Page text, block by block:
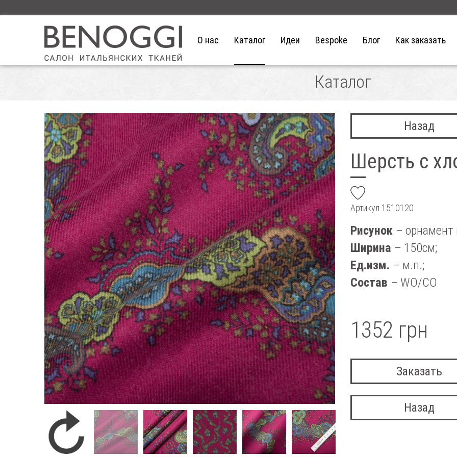
О нас Каталог Идеи Bespoke Блог Как заказать
Каталог
Назад
Шерсть с
Артикул 1510120
Рисунок – орнамент
Ширина – 150см;
Ед.изм. – м.п.;
Состав – WO/CO
1352 грн
Заказать
Назад